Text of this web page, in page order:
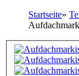
Startseite»